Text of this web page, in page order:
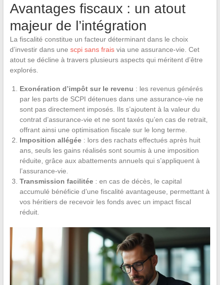
Avantages fiscaux : un atout
majeur de l’intégration
La fiscalité constitue un facteur déterminant dans le choix
d’investir dans une scpi sans fraisvia une assurance-vie. Cet
atout se décline à travers plusieurs aspects qui méritent d’être
explorés.
Exonération d’impôt sur le revenu : les revenus générés
par les parts de SCPI détenues dans une assurance-vie ne
sont pas directement imposés. Ils s’ajoutent à la valeur du
contrat d’assurance-vie et ne sont taxés qu’en cas de retrait,
offrant ainsi une optimisation fiscale sur le long terme.
Imposition allégée: lors des rachats effectués après huit
ans, seuls les gains réalisés sont soumis à une imposition
réduite, grâce aux abattements annuels qui s’appliquent à
l’assurance-vie.
Transmission facilitée: en cas de décès, le capital
accumulé bénéficie d’une fiscalité avantageuse, permettant à
vos héritiers de recevoir les fonds avec un impact fiscal
réduit.